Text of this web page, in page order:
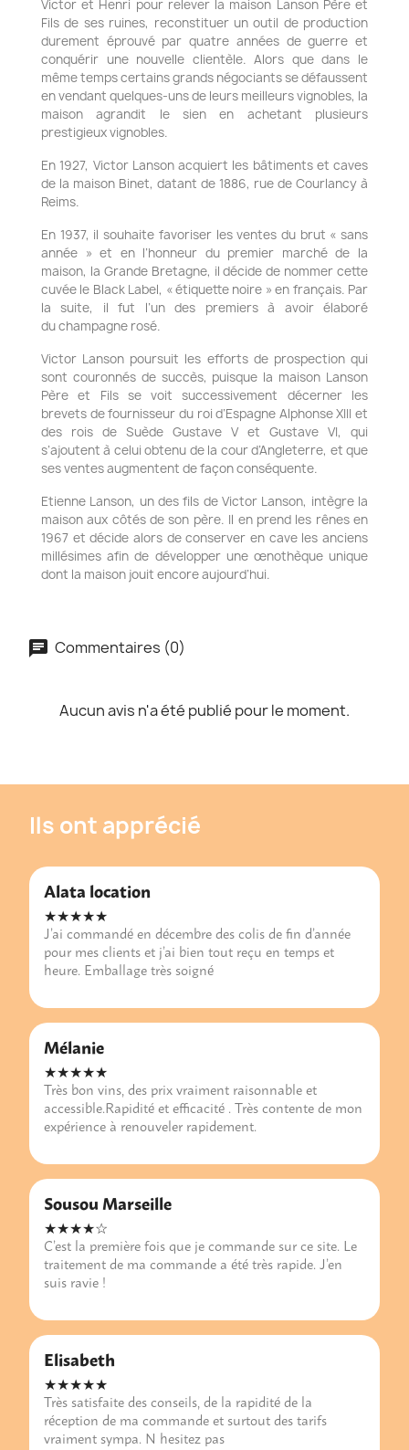
Victor et Henri pour relever la maison Lanson Père et
Fils de ses ruines, reconstituer un outil de production
durement éprouvé par quatre années de guerre et
conquérir une nouvelle clientèle. Alors que dans le
même temps certains grands négociants se défaussent
en vendant quelques-uns de leurs meilleurs vignobles, la
maison agrandit le sien en achetant plusieurs
prestigieux vignobles.
En 1927, Victor Lanson acquiert les bâtiments et caves
de la maison Binet, datant de 1886, rue de Courlancy à
Reims.
En 1937, il souhaite favoriser les ventes du brut « sans
année » et en l’honneur du premier marché de la
maison, la Grande Bretagne, il décide de nommer cette
cuvée le Black Label, « étiquette noire » en français. Par
la suite, il fut l’un des premiers à avoir élaboré
du champagne rosé.
Victor Lanson poursuit les efforts de prospection qui
sont couronnés de succès, puisque la maison Lanson
Père et Fils se voit successivement décerner les
brevets de fournisseur du roi d’Espagne Alphonse XIII et
des rois de Suède Gustave V et Gustave VI, qui
s’ajoutent à celui obtenu de la cour d’Angleterre, et que
ses ventes augmentent de façon conséquente.
Etienne Lanson, un des fils de Victor Lanson, intègre la
maison aux côtés de son père. Il en prend les rênes en
1967 et décide alors de conserver en cave les anciens
millésimes afin de développer une œnothèque unique
dont la maison jouit encore aujourd’hui.
Commentaires (0)
Aucun avis n'a été publié pour le moment.
Ils ont apprécié
Alata location
★★★★★
J’ai commandé en décembre des colis de fin d’année
pour mes clients et j’ai bien tout reçu en temps et
heure. Emballage très soigné
Mélanie
★★★★★
Très bon vins, des prix vraiment raisonnable et
accessible.Rapidité et efficacité . Très contente de mon
expérience à renouveler rapidement.
Sousou Marseille
★★★★☆
C’est la première fois que je commande sur ce site. Le
traitement de ma commande a été très rapide. J’en
suis ravie !
Elisabeth
★★★★★
Très satisfaite des conseils, de la rapidité de la
réception de ma commande et surtout des tarifs
vraiment sympa. N hesitez pas